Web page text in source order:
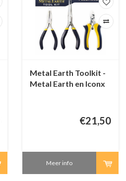
Metal Earth Toolkit -
Metal Earth en Iconx
€21,50
Meer info